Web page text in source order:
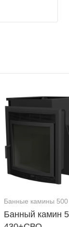
Банные камины 500
Банный камин